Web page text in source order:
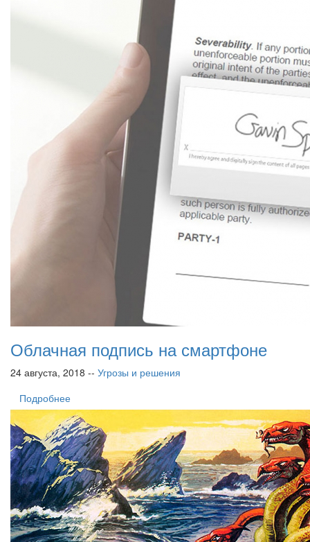
Облачная подпись на смартфоне
24 августа, 2018 -- Угрозы и решения
Подробнее